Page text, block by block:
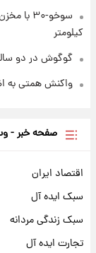
کیلومتر
گوگوش در دو
واکنش همتی به
صفحه خبر -
اقتصاد ایران
سبک ایده آل
سبک زندگی مردانه
تجارت ایده آل